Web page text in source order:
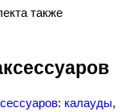
также
: калауды,